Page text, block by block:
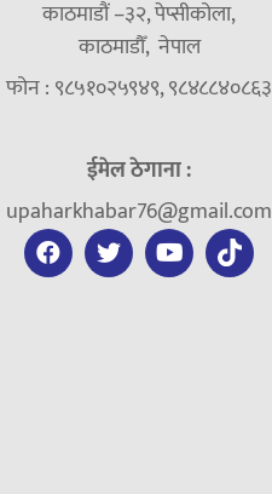
काठमाडौं –३२, पेप्सीकोला,
काठमाडौँ, नेपाल
फोन : ९८५१०२५९४९, ९८४८८४०८६३
ईमेल ठेगाना :
upaharkhabar76@gmail.com